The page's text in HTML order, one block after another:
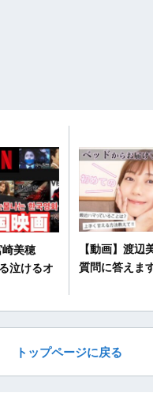
崎美穂
泣けるオ
【動画】渡辺
質問に答えま
トップページに戻る